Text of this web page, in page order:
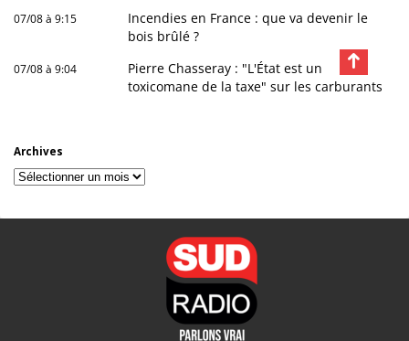
07/08 à 9:15
Incendies en France : que va devenir le
bois brûlé ?
07/08 à 9:04
Pierre Chasseray : "L'État est un
toxicomane de la taxe" sur les carburants
Archives
Archives